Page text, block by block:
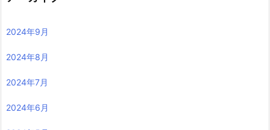
2024年9月
2024年8月
2024年7月
2024年6月